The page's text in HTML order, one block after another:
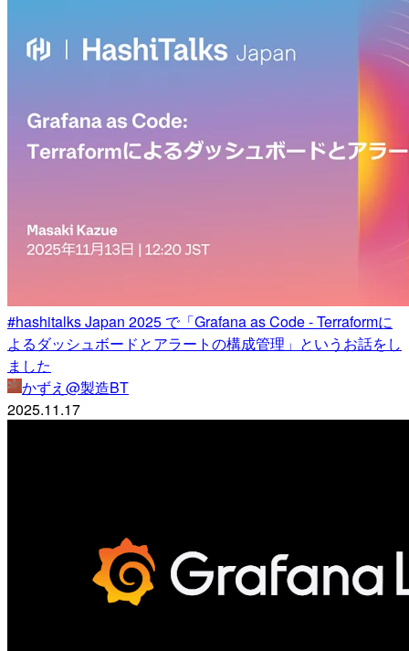
#hashitalks Japan 2025 で「Grafana as Code - Terraformに
よるダッシュボードとアラートの構成管理」というお話をし
ました
かずえ@製造BT
2025.11.17